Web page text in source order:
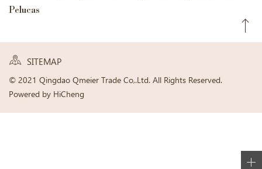
Pelucas
SITEMAP
© 2021 Qingdao Qmeier Trade Co,.Ltd. All Rights Reserved.
Powered by HiCheng